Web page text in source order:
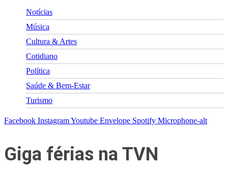
Notícias
Música
Cultura & Artes
Cotidiano
Política
Saúde & Bem-Estar
Turismo
Facebook InstagramYoutube Envelope Spotify Microphone-alt
Giga férias na TVN